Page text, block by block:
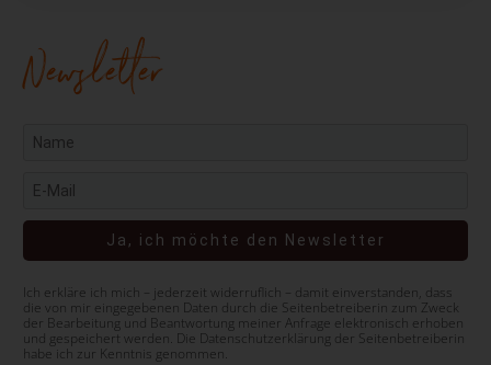
Newsletter
Ja, ich möchte den Newsletter
Ich erkläre ich mich – jederzeit widerruflich – damit einverstanden, dass
die von mir eingegebenen Daten durch die Seitenbetreiberin zum Zweck
der Bearbeitung und Beantwortung meiner Anfrage elektronisch erhoben
und gespeichert werden. Die Datenschutzerklärung der Seitenbetreiberin
habe ich zur Kenntnis genommen.